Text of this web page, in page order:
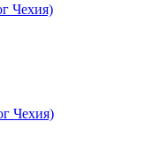
Чехия)
Чехия)